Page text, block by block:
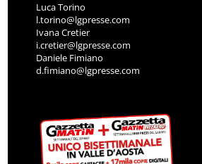
Luca Torino
l.torino@lgpresse.com
Ivana Cretier
i.cretier@lgpresse.com
Daniele Fimiano
d.fimiano@lgpresse.com